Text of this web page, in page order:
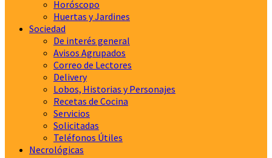
Horóscopo
Huertas y Jardines
Sociedad
De interés general
Avisos Agrupados
Correo de Lectores
Delivery
Lobos, Historias y Personajes
Recetas de Cocina
Servicios
Solicitadas
Teléfonos Útiles
Necrológicas